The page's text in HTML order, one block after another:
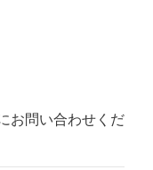
お問い合わせくだ